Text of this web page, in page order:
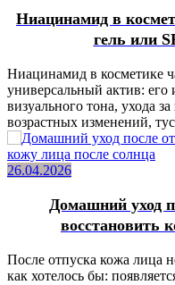
Ниацинамид в
гель или
Ниацинамид в косметике
универсальный актив: его
визуального тона, ухода
возрастных изменений,
26.04.2026
Домашний уход
восстановить
После отпуска кожа лица
как хотелось бы: